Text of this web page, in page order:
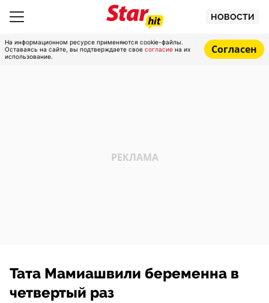
НОВОСТИ
На информационном ресурсе применяются cookie-файлы.
Оставаясь на сайте, вы подтверждаете свое согласие на их
использование.
Согласен
Тата Мамиашвили беременна в
четвертый раз